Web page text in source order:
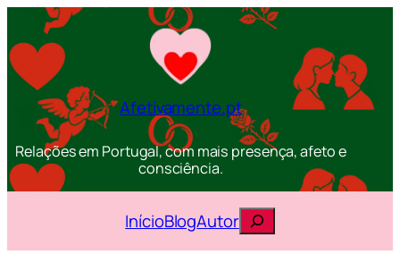
Afetivamente.pt
Relações em Portugal, com mais presença, afeto e
consciência.
InícioBlogAutorPesquisar